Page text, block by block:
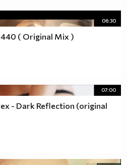
06:30
( Original Mix )
07:00
- Dark Reflection (original